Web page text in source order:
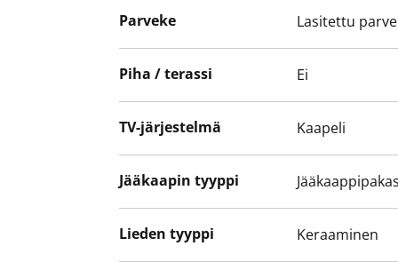
ovat kotimaista kestävää Kide-mallistoa.
Tulehan tutustumaan! Olisiko tässä uusi
savuttomia.
Parveke Lasitettu
Piha / terassi Ei
TV-järjestelmä Kaapeli
Jääkaapin tyyppi
Lieden tyyppi Keraaminen